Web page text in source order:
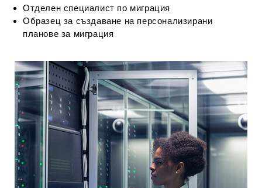
Отделен специалист по миграция
Образец за създаване на персонализирани
планове за миграция